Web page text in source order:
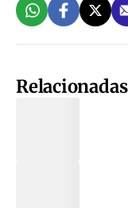
Relacionadas